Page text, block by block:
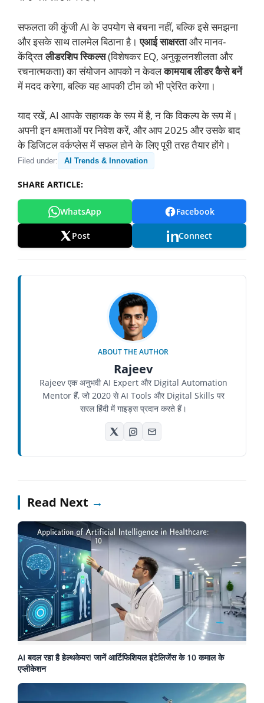
सफलता की कुंजी AI के उपयोग से बचना नहीं, बल्कि इसे समझना
और इसके साथ तालमेल बिठाना है।एआई साक्षरताऔर मानव-
केंद्रितलीडरशिप स्किल्स(विशेषकर EQ, अनुकूलनशीलता और
रचनात्मकता) का संयोजन आपको न केवलकामयाब लीडर कैसे बनें
में मदद करेगा, बल्कि यह आपकी टीम को भी प्रेरित करेगा।
याद रखें, AI आपके सहायक के रूप में है, न कि विकल्प के रूप में।
अपनी इन क्षमताओं पर निवेश करें, और आप 2025 और उसके बाद
के डिजिटल वर्कप्लेस में सफल होने के लिए पूरी तरह तैयार होंगे।
Filed under: AI Trends & Innovation
SHARE ARTICLE:
WhatsApp Facebook
Post Connect
ABOUT THE AUTHOR
Rajeev
Rajeev एक अनुभवी AI Expert और Digital Automation
Mentor हैं, जो 2020 से AI Tools और Digital Skills पर
सरल हिंदी में गाइड्स प्रदान करते हैं।
Read Next →
AI बदल रहा है हेल्थकेयर! जानें आर्टिफिशियल इंटेलिजेंस के 10 कमाल के
एप्लीकेशन